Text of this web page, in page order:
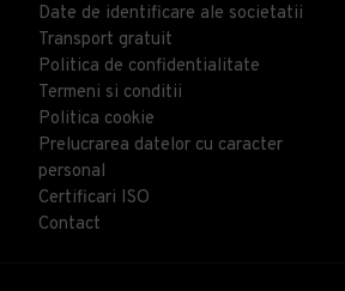
Date de identificare ale societatii
Transport gratuit
Politica de confidentialitate
Termeni si conditii
Politica cookie
Prelucrarea datelor cu caracter
personal
Certificari ISO
Contact